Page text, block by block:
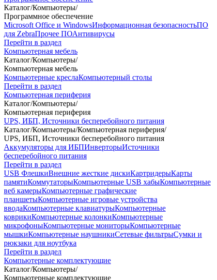
Каталог/Компьютеры/
Программное обеспечение
Microsoft Office и WindowsИнформационная безопасностьПО
для ZebraПрочее ПОАнтивирусы
Перейти в раздел
Компьютерная мебель
Каталог/Компьютеры/
Компьютерная мебель
Компьютерные креслаКомпьютерный столы
Перейти в раздел
Компьютерная периферия
Каталог/Компьютеры/
Компьютерная периферия
UPS, ИБП, Источники бесперебойного питания
Каталог/Компьютеры/Компьютерная периферия/
UPS, ИБП, Источники бесперебойного питания
Аккумуляторы для ИБПИнверторыИсточники
бесперебойного питания
Перейти в раздел
USB ФлешкиВнешние жесткие дискиКартридерыКарты
памятиКоммутаторыКомпьютерные USB хабыКомпьютерные
веб камерыКомпьютерные графические
планшетыКомпьютерные игровые устройства
вводаКомпьютерные клавиатурыКомпьютерные
коврикиКомпьютерные колонкиКомпьютерные
микрофоныКомпьютерные мониторыКомпьютерные
мышкиКомпьютерные наушникиСетевые фильтрыСумки и
рюкзаки для ноутбука
Перейти в раздел
Компьютерные комплектующие
Каталог/Компьютеры/
Компьютерные комплектующие